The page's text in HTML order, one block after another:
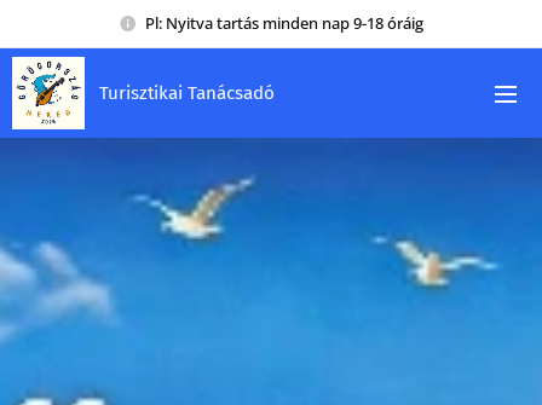
Pl: Nyitva tartás minden nap 9-18 óráig
Turisztikai Tanácsadó